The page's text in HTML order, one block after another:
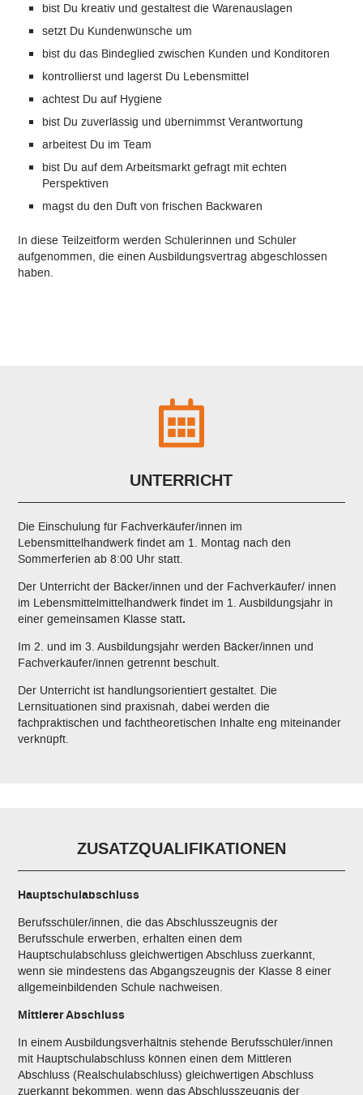
bist Du kreativ und gestaltest die Warenauslagen
setzt Du Kundenwünsche um
bist du das Bindeglied zwischen Kunden und Konditoren
kontrollierst und lagerst Du Lebensmittel
achtest Du auf Hygiene
bist Du zuverlässig und übernimmst Verantwortung
arbeitest Du im Team
bist Du auf dem Arbeitsmarkt gefragt mit echten
Perspektiven
magst du den Duft von frischen Backwaren
In diese Teilzeitform werden Schülerinnen und Schüler
aufgenommen, die einen Ausbildungsvertrag abgeschlossen
haben.
UNTERRICHT
Die Einschulung für Fachverkäufer/innen im
Lebensmittelhandwerk findet am 1. Montag nach den
Sommerferien ab 8:00 Uhr statt.
Der Unterricht der Bäcker/innen und der Fachverkäufer/ innen
im Lebensmittelmittelhandwerk findet im 1. Ausbildungsjahr in
einer gemeinsamen Klasse statt.
Im 2. und im 3. Ausbildungsjahr werden Bäcker/innen und
Fachverkäufer/innen getrennt beschult.
Der Unterricht ist handlungsorientiert gestaltet. Die
Lernsituationen sind praxisnah, dabei werden die
fachpraktischen und fachtheoretischen Inhalte eng miteinander
verknüpft.
ZUSATZ­QUALIFIKATIONEN
Hauptschulabschluss
Berufsschüler/innen, die das Abschlusszeugnis der
Berufsschule erwerben, erhalten einen dem
Hauptschulabschluss gleichwertigen Abschluss zuerkannt,
wenn sie mindestens das Abgangszeugnis der Klasse 8 einer
allgemeinbildenden Schule nachweisen.
Mittlerer Abschluss
In einem Ausbildungsverhältnis stehende Berufsschüler/innen
mit Hauptschulabschluss können einen dem Mittleren
Abschluss (Realschulabschluss) gleichwertigen Abschluss
zuerkannt bekommen, wenn das Abschlusszeugnis der